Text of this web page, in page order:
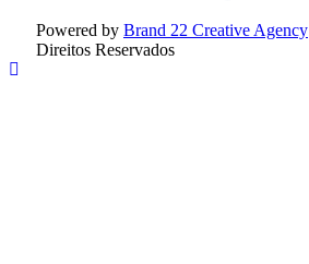
Powered by Brand 22 Creative Agency
Direitos Reservados